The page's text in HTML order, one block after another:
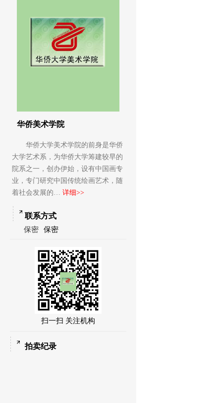
华侨美术学院
华侨大学美术学院的前身是华侨
大学艺术系，为华侨大学筹建较早的
院系之一，创办伊始，设有中国画专
业，专门研究中国传统绘画艺术，随
着社会发展的… 详细>>
联系方式
保密 保密
扫一扫 关注机构
拍卖纪录